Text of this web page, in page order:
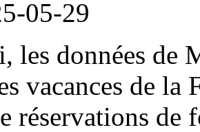
05-29
les données de
vacances de la
réservations